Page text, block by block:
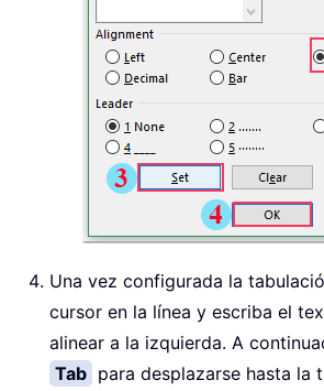
Una vez configurada la
cursor en la línea y escriba el
alinear a la izquierda. A
Tab para desplazarse hasta la